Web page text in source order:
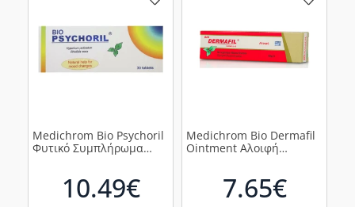
Medichrom Bio Psychoril
Φυτικό Συμπλήρωμα
10.49€
Medichrom Bio Dermafil
Ointment Αλοιφή
7.65€